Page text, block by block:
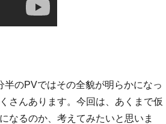
のPVではその全貌が明らかになっ
さんあります。今回は、あくまで仮
なるのか、考えてみたいと思いま